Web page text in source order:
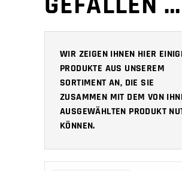
WIR ZEIGEN IHNEN HIER
PRODUKTE AUS UNSEREM
SORTIMENT AN, DIE SIE
ZUSAMMEN MIT DEM VON
AUSGEWÄHLTEN PRODUKT
KÖNNEN.